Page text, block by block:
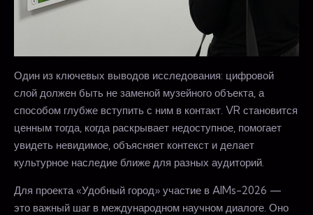
Один из ключевых выводов исследования: цифровой
слой должен быть не заменой музейного объекта, а
способом глубже вступить с ним в контакт. VR становится
ценным тогда, когда раскрывает недоступное, помогает
увидеть невидимое, объясняет контекст и делает
культурное наследие ближе для разных аудиторий.
Для проекта «Удобный город» участие в AIMs-2026 —
это важный шаг в международном научном диалоге. Оно